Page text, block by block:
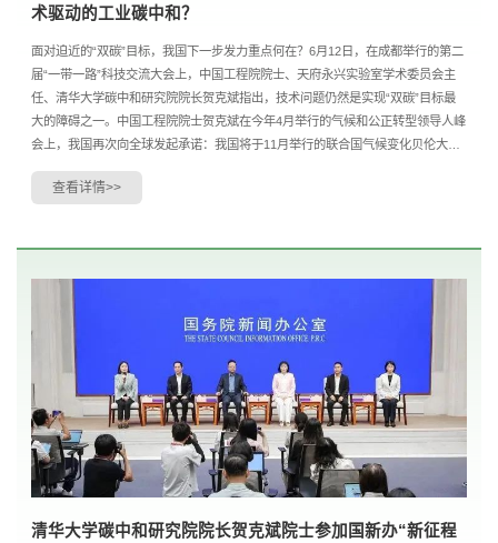
术驱动的工业碳中和？
面对迫近的“双碳”目标，我国下一步发力重点何在？6月12日，在成都举行的第二
届“一带一路”科技交流大会上，中国工程院院士、天府永兴实验室学术委员会主
任、清华大学碳中和研究院院长贺克斌指出，技术问题仍然是实现“双碳”目标最
大的障碍之一。中国工程院院士贺克斌在今年4月举行的气候和公正转型领导人峰
会上，我国再次向全球发起承诺：我国将于11月举行的联合国气候变化贝伦大会
查看详情>>
清华大学碳中和研究院院长贺克斌院士参加国新办“新征程